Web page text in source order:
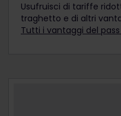
Usufruisci di tariffe
traghetto e di altri
Tutti i vantaggi del